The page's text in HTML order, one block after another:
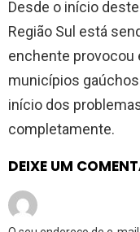
Desde o início
Região Sul está
enchente
municípios
início dos
completamente.
DEIXE UM